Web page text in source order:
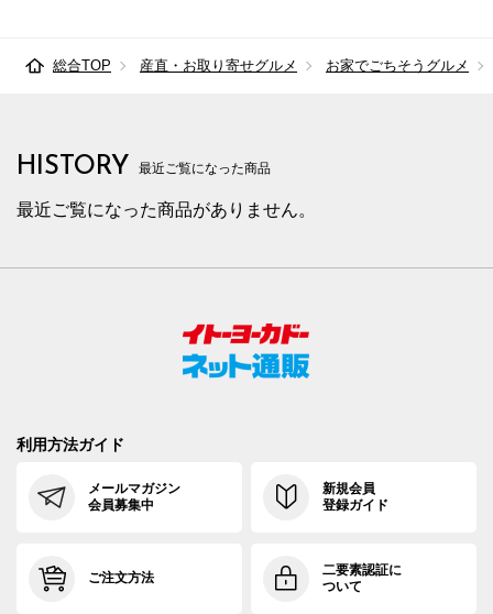
総合TOP 産直・お取り寄せグルメ お家でごちそうグルメ
HISTORY 最近ご覧になった商品
最近ご覧になった商品がありません。
利用方法ガイド
メールマガジン
会員募集中
新規会員
登録ガイド
ご注文方法
二要素認証に
ついて